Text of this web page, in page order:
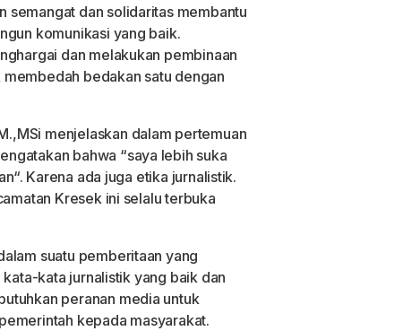
semangat dan solidaritas membantu
komunikasi yang baik.
dan melakukan pembinaan
bedakan satu dengan
menjelaskan dalam pertemuan
bahwa “saya lebih suka
Karena ada juga etika jurnalistik.
Kresek ini selalu terbuka
suatu pemberitaan yang
kata jurnalistik yang baik dan
peranan media untuk
kepada masyarakat.